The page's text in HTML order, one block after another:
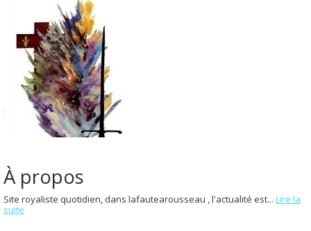
À propos
Site royaliste quotidien, dans lafautearousseau , l'actualité est... Lire la
suite